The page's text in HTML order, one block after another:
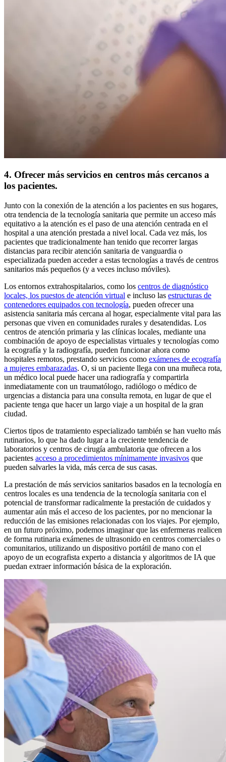
4. Ofrecer más servicios en centros más cercanos a
los pacientes.
Junto con la conexión de la atención a los pacientes en sus hogares,
otra tendencia de la tecnología sanitaria que permite un acceso más
equitativo a la atención es el paso de una atención centrada en el
hospital a una atención prestada a nivel local. Cada vez más, los
pacientes que tradicionalmente han tenido que recorrer largas
distancias para recibir atención sanitaria de vanguardia o
especializada pueden acceder a estas tecnologías a través de centros
sanitarios más pequeños (y a veces incluso móviles).
Los entornos extrahospitalarios, como los centros de diagnóstico
locales, los puestos de atención virtual e incluso las estructuras de
contenedores equipados con tecnología, pueden ofrecer una
asistencia sanitaria más cercana al hogar, especialmente vital para las
personas que viven en comunidades rurales y desatendidas. Los
centros de atención primaria y las clínicas locales, mediante una
combinación de apoyo de especialistas virtuales y tecnologías como
la ecografía y la radiografía, pueden funcionar ahora como
hospitales remotos, prestando servicios como exámenes de ecografía
a mujeres embarazadas. O, si un paciente llega con una muñeca rota,
un médico local puede hacer una radiografía y compartirla
inmediatamente con un traumatólogo, radiólogo o médico de
urgencias a distancia para una consulta remota, en lugar de que el
paciente tenga que hacer un largo viaje a un hospital de la gran
ciudad.
Ciertos tipos de tratamiento especializado también se han vuelto más
rutinarios, lo que ha dado lugar a la creciente tendencia de
laboratorios y centros de cirugía ambulatoria que ofrecen a los
pacientes acceso a procedimientos mínimamente invasivos que
pueden salvarles la vida, más cerca de sus casas.
La prestación de más servicios sanitarios basados en la tecnología en
centros locales es una tendencia de la tecnología sanitaria con el
potencial de transformar radicalmente la prestación de cuidados y
aumentar aún más el acceso de los pacientes, por no mencionar la
reducción de las emisiones relacionadas con los viajes. Por ejemplo,
en un futuro próximo, podemos imaginar que las enfermeras realicen
de forma rutinaria exámenes de ultrasonido en centros comerciales o
comunitarios, utilizando un dispositivo portátil de mano con el
apoyo de un ecografista experto a distancia y algoritmos de IA que
puedan extraer información básica de la exploración.